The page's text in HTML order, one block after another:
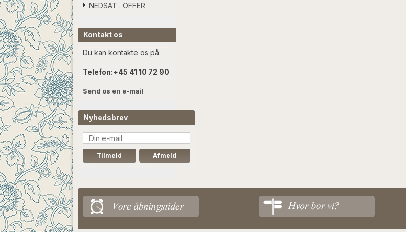
NEDSAT . OFFER
Kontakt os
Du kan kontakte os på:
Telefon:+45 41 10 72 90
Send os en e-mail
Nyhedsbrev